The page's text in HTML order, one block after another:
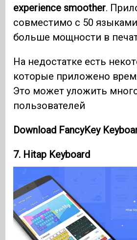
experience smoother.
совместимо с 50
больше мощности в
На недостатке есть
которые приложено
Это может уложить
пользователей
Download FancyKey
7. Hitap Keyboard